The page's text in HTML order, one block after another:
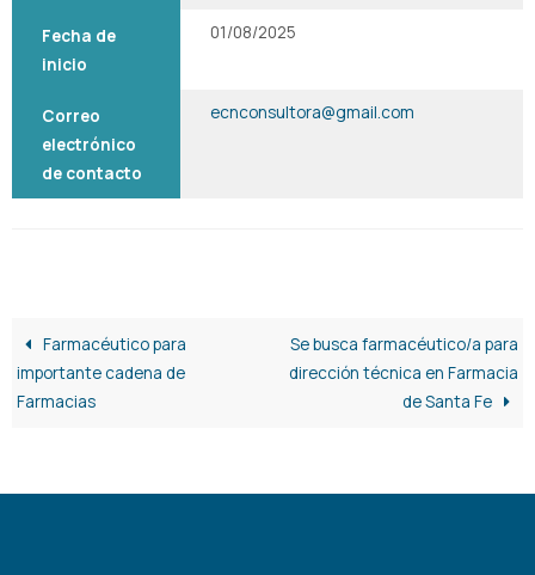
Fecha de
inicio
01/08/2025
Correo
electrónico
de contacto
ecnconsultora@gmail.com
Farmacéutico para
importante cadena de
Farmacias
Se busca farmacéutico/a para
dirección técnica en Farmacia
de Santa Fe